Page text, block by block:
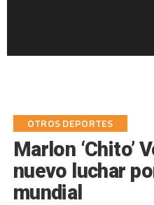
OTROS DEPORTES
Marlon ‘Chito’
nuevo luchar
mundial